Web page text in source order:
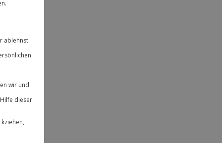
für alle Erlebnisse einlösbar.
verlängerbar.